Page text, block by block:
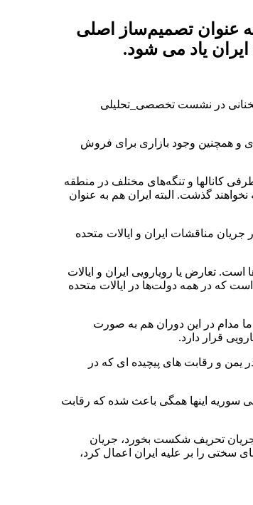
عنوان تصمیم‌ساز اصلی
یاد می شود.
در نشست تخصصی_تحلیلی
و همچنین وجود بازاری برای فروش
کانالها و تنگه‌های مختلف در منطقه
گذشت. البته ایران هم به عنوان
سناریوهای محتمل در جریان مناقشات ایران و ایالات متحده
تعارض یا رویارویی ایران و ایالات
که در همه دولت‌ها در ایالات متحده
مدام در این دوران هم به صورت
قرار دارد.
یمن و رقابت های پیچیده ای که در
سوریه اینها همگی باعث شده که رقابت
جریان تحریف شکست بخورد، جریان
سختی را بر علیه ایران اعمال کرد،